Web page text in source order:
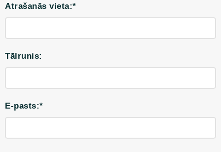
Atrašanās vieta:*
Tālrunis:
E-pasts:*